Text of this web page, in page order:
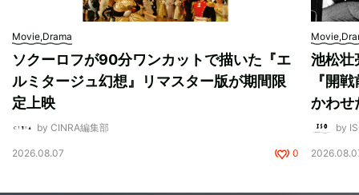
Movie,Drama
ソクーロフが90分ワンカットで描いた『エ
ルミタージュ幻想』リマスター版が期間限
定上映
by CINRA編集部
2026.08.07 0
池松壮
『開
かわせ
by